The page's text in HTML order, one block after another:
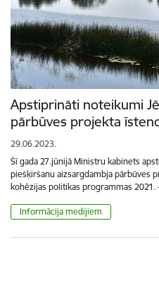
Apstiprināti noteikumi
pārbūves projekta
29.06.2023.
Šī gada 27.jūnijā Ministru kabinets
piešķiršanu aizsargdambja pārbūves
kohēzijas politikas programmas
Informācija medijiem